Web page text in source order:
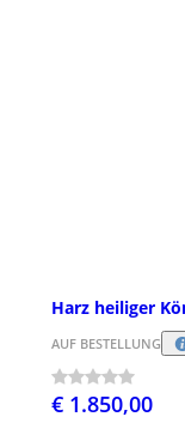
Harz heiliger
AUF BESTELLUNG
€ 1.850,00